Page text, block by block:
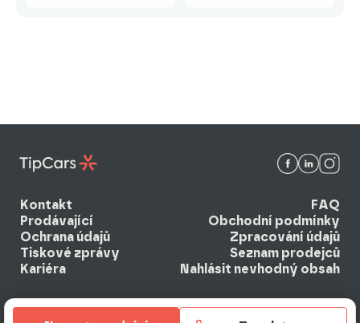
Kontakt
FAQ
Prodávající
Obchodní podmínky
Ochrana údajů
Zpracování údajů
Tiskové zprávy
Seznam prodejců
Kariéra
Nahlásit nevhodný obsah